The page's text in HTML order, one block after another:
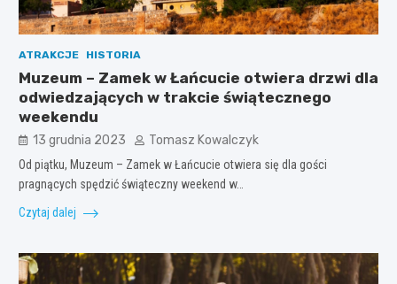
ATRAKCJE HISTORIA
Muzeum – Zamek w Łańcucie otwiera drzwi dla
odwiedzających w trakcie świątecznego
weekendu
13 grudnia 2023 Tomasz Kowalczyk
Od piątku, Muzeum – Zamek w Łańcucie otwiera się dla gości
pragnących spędzić świąteczny weekend w…
Czytaj dalej